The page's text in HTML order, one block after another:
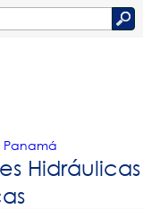
Panamá
Hidráulicas